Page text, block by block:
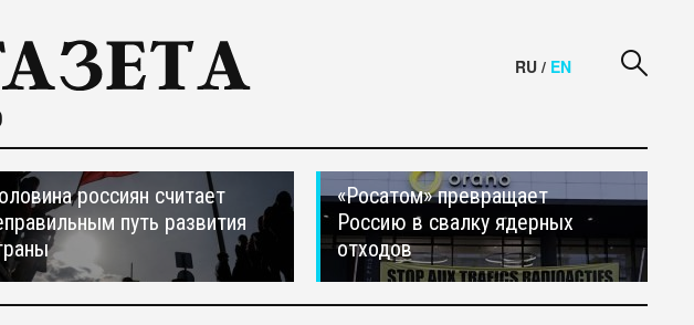
RU / EN
россиян считает
путь развития
«Росатом» превращает
Россию в свалку ядерных
отходов